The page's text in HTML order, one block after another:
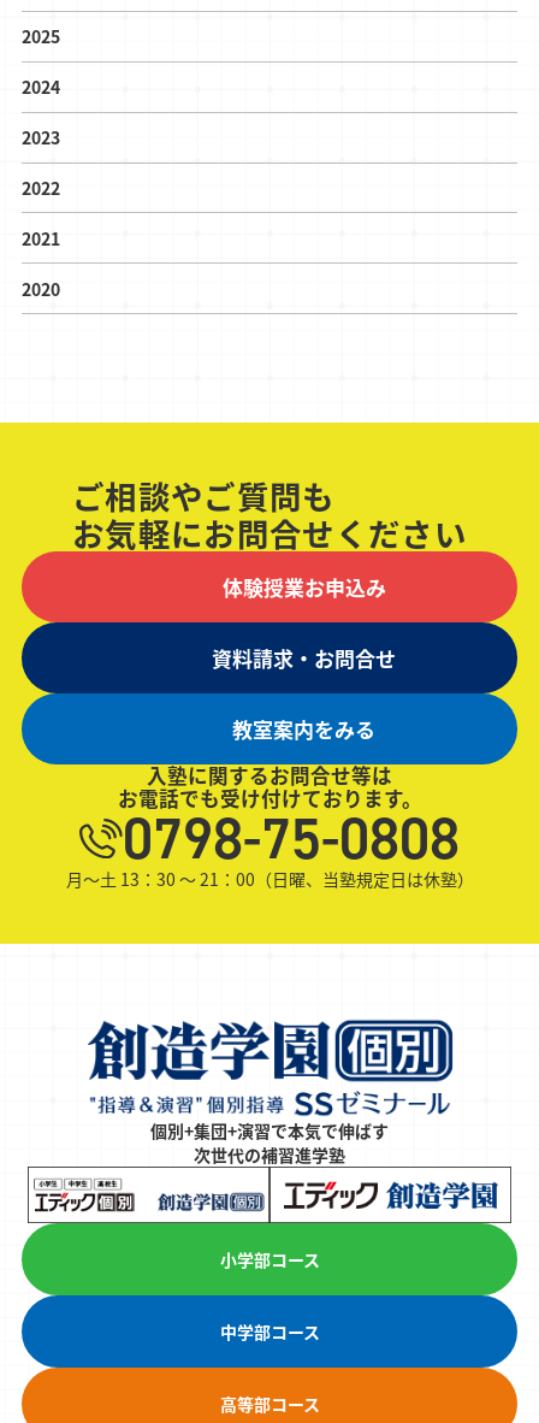
2025
2024
2023
2022
2021
2020
ご相談やご質問も
お気軽にお問合せください
体験授業お申込み
資料請求・お問合せ
教室案内をみる
入塾に関するお問合せ等は
お電話でも受け付けております。
0798-75-0808
月～土 13：30 ～ 21：00（日曜、当塾規定日は休塾）
個別+集団+演習で本気で伸ばす
次世代の補習進学塾
小学部コース
中学部コース
高等部コース